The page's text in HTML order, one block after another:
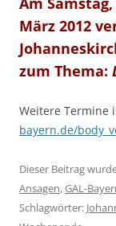
März 2012
zum Thema:
Weitere Termine
bayern.de/
Dieser Beitrag
Ansagen,GAL-
Schlagwörter: